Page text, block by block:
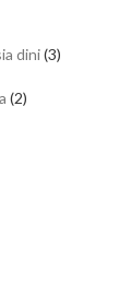
dini(3)
(2)